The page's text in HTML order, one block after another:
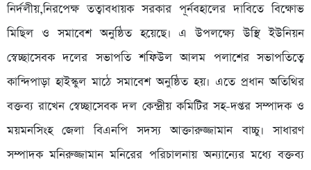
নির্দলীয়,নিরপেক্ষ তত্বাবধায়ক সরকার পূর্নবহালের দাবিতে বিক্ষোভ
মিছিল ও সমাবেশ অনুষ্ঠিত হয়েছে। এ উপলক্ষ্যে উস্থি ইউনিয়ন
স্বেচ্ছাসেবক দলের সভাপতি শফিউল আলম পলাশের সভাপতিত্বে
কান্দিপাড়া হাইস্কুল মাঠে সমাবেশ অনুষ্ঠিত হয়। এতে প্রধান অতিথির
বক্তব্য রাখেন স্বেচ্ছাসেবক দল কেন্দ্রীয় কমিটির সহ-দপ্তর সম্পাদক ও
ময়মনসিংহ জেলা বিএনপি সদস্য আক্তারুজ্জামান বাচ্চু। সাধারণ
সম্পাদক মনিরুজ্জামান মনিরের পরিচালনায় অন্যান্যের মধ্যে বক্তব্য